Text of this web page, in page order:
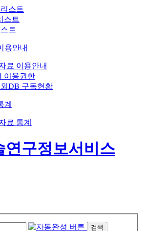
스트
스트
트
용안내
료 이용안내
이용권한
DB 구독현황
계
료 통계
검색